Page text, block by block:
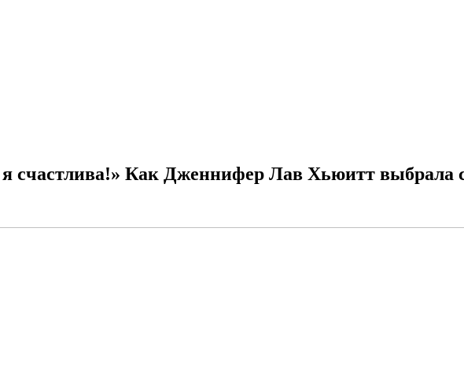
я счастлива!» Как Дженнифер Лав Хьюитт выбрала